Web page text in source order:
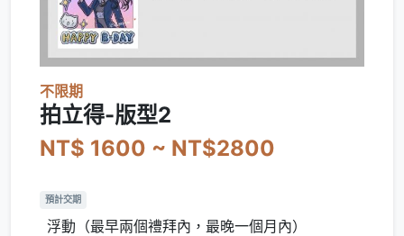
不限期
拍立得-版型2
NT$ 1600 ~ NT$2800
預計交期
浮動（最早兩個禮拜內，最晚一個月內）